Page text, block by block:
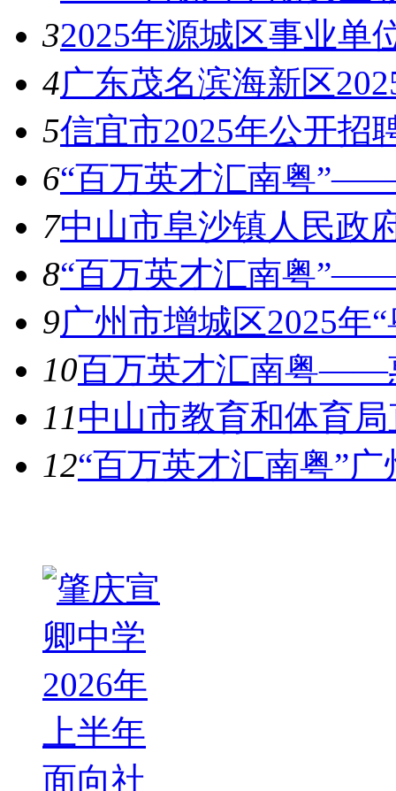
32025年源城区事业单
4广东茂名滨海新区
5信宜市2025年公开招
6“百万英才汇南粤
7中山市阜沙镇人民政
8“百万英才汇南粤
9广州市增城区2025年
10百万英才汇南粤——
11中山市教育和体育
12“百万英才汇南粤”